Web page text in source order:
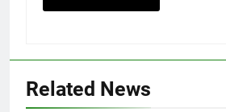
Related News